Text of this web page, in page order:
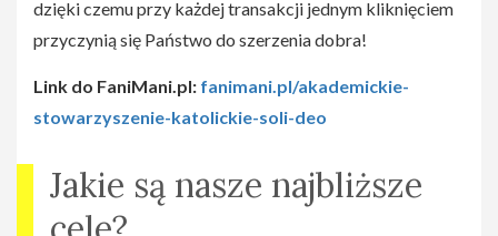
dzięki czemu przy każdej transakcji jednym kliknięciem
przyczynią się Państwo do szerzenia dobra!
Link do FaniMani.pl: fanimani.pl/akademickie-
stowarzyszenie-katolickie-soli-deo
Jakie są nasze najbliższe